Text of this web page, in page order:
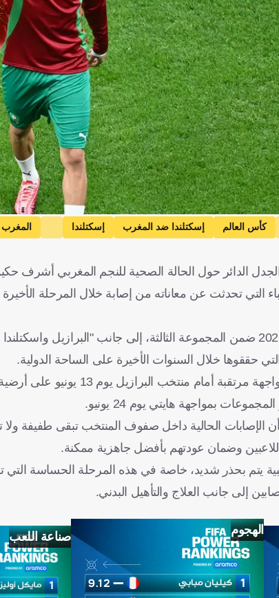
كأس العالم إسكتلندا ضد المغرب إسكتلندا
الولايات المتحدة اسكتلندا هايتي بلجيكا فرنسا
الدائر حول الحالة الصحية للنجم المغربي أشرف
كأس العالم 2026، عقب الأنباء التي تحدثت عن معاناته من إصابة خلال
ويخوض المنتخب المغربي منافسات كأس العالم 2026 ضمن المجموعة الثالثة، إلى
حققوها خلال السنوات الأخيرة على الساحة الدولية.
ويستهل المنتخب المغربي مشواره في
الإصابات الحالية داخل صفوف المنتخب تبقى طفيفة
وضمان عودتهم بأفضل جاهزية ممكنة.
يتم بحذر شديد، خاصة في هذه المرحلة الحساسة
إلى جانب العلاج والتأهيل البدني.
الهجوم صناعة اللعب